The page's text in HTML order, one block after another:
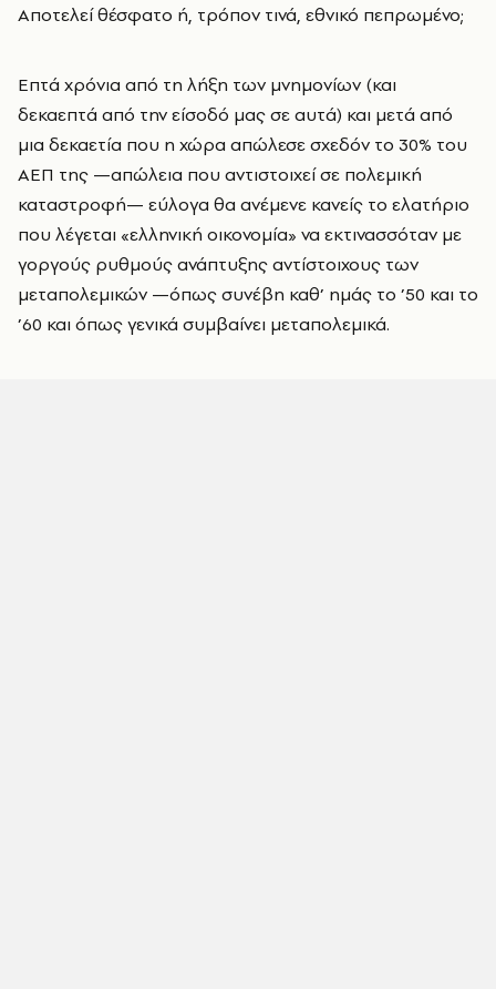
Αποτελεί θέσφατο ή, τρόπον τινά, εθνικό πεπρωμένο;
Επτά χρόνια από τη λήξη των μνημονίων (και
δεκαεπτά από την είσοδό μας σε αυτά) και μετά από
μια δεκαετία που η χώρα απώλεσε σχεδόν το 30% του
ΑΕΠ της —απώλεια που αντιστοιχεί σε πολεμική
καταστροφή— εύλογα θα ανέμενε κανείς το ελατήριο
που λέγεται «ελληνική οικονομία» να εκτινασσόταν με
γοργούς ρυθμούς ανάπτυξης αντίστοιχους των
μεταπολεμικών —όπως συνέβη καθ’ ημάς το ’50 και το
’60 και όπως γενικά συμβαίνει μεταπολεμικά.